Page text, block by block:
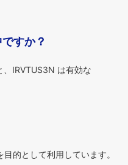
すか？
IRVTUS3N は有効な
的として利用しています。